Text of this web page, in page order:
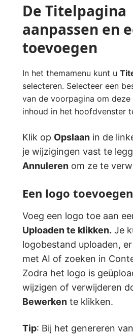
De Titelpagina
aanpassen en
toevoegen
In het themamenu kunt u
selecteren. Selecteer een
van de voorpagina om
inhoud in het hoofdvenster
Klik op Opslaan in de
je wijzigingen vast te
Annuleren om ze te
Een logo toevoegen
Voeg een logo toe aan
Uploaden te klikken. Je
logobestand uploaden,
met AI of zoeken in
Zodra het logo is
wijzigen of verwijderen
Bewerken te klikken.
Tip: Bij het genereren